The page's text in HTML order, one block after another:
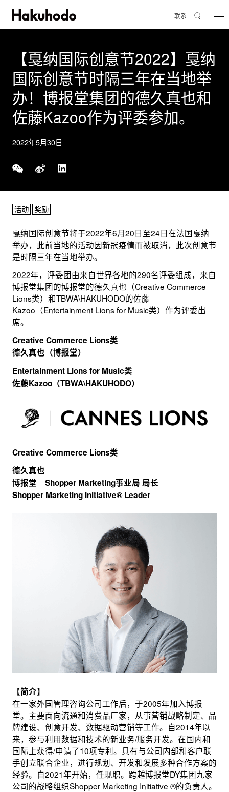
联系
【戛纳国际创意节2022】戛纳
国际创意节时隔三年在当地举
办！博报堂集团的德久真也和
佐藤Kazoo作为评委参加。
2022年5月30日
活动 奖励
戛纳国际创意节将于2022年6月20日至24日在法国戛纳
举办，此前当地的活动因新冠疫情而被取消，此次创意节
是时隔三年在当地举办。
2022年，评委团由来自世界各地的290名评委组成，来自
博报堂集团的博报堂的德久真也（Creative Commerce
Lions类）和TBWA\HAKUHODO的佐藤
Kazoo（Entertainment Lions for Music类）作为评委出
席。
Creative Commerce Lions类
德久真也（博报堂）
Entertainment Lions for Music类
佐藤Kazoo（TBWA\HAKUHODO）
Creative Commerce Lions类
德久真也
博报堂 Shopper Marketing事业局 局长
Shopper Marketing Initiative® Leader
【简介】
在一家外国管理咨询公司工作后，于2005年加入博报
堂。主要面向流通和消费品厂家，从事营销战略制定、品
牌建设、创意开发、数据驱动营销等工作。自2014年以
来，参与利用数据和技术的新业务/服务开发。在国内和
国际上获得/申请了10项专利。具有与公司内部和客户联
手创立联合企业，进行规划、开发和发展多种合作方案的
经验。自2021年开始，任现职。跨越博报堂DY集团九家
公司的战略组织Shopper Marketing Initiative ®的负责人。